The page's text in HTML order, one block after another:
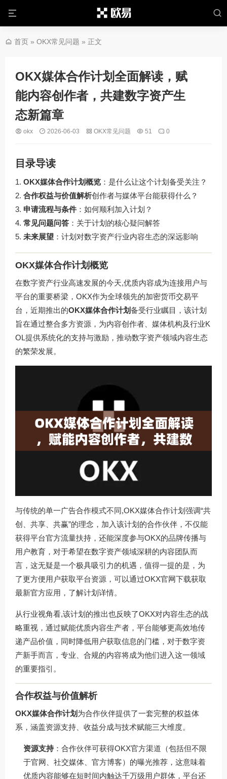
首页 » OKX常见问题 » 正文
OKX媒体合作计划全面解读，赋
能内容创作者，共建数字资产生
态新篇章
okx 2026-06-03 OKX常见问题 51 0
目录导读
OKX媒体合作计划概览 ：是什么让这个计划备受关注？
合作权益与价值解析创作者与媒体平台能获得什么？
申请流程与条件 ：如何顺利加入计划？
常见问题问答 ：关于计划的核心疑问解答
未来展望 ：计划对数字资产行业内容生态的深远影响
OKX媒体合作计划概览
在数字资产行业高速发展的今天,优质内容成为连接用户与
平台的重要桥梁，OKX作为全球领先的加密货币交易平
台，近期推出的OKX媒体合作计划备受行业瞩目，该计划
旨在通过整合多方资源，为内容创作者、媒体机构及行业K
OL提供系统化的支持与激励，推动数字资产领域内容生态
的繁荣发展。
与传统的单一广告合作模式不同,OKX媒体合作计划强调“共
创、共享、共赢”的理念，加入该计划的合作伙伴，不仅能
获得平台官方流量扶持，还能深度参与OKX的品牌传播与
用户教育，对于希望在数字资产领域深耕的内容团队而
言，这无疑是一个极具吸引力的机遇，值得一提的是，为
了更方便用户获取平台资源，可以通过OKX官网下载获取
最新官方应用，了解计划详情。
从行业视角看,该计划的推出也反映了OKX对内容生态的战
略重视，通过赋能优质内容生产者，平台能够更高效地传
递产品价值，同时降低用户获取信息的门槛，对于数字资
产新手而言，专业、合规的内容将成为他们进入这一领域
的重要指引。
合作权益与价值解析
OKX媒体合作计划 为合作伙伴提供了一套完整的权益体
系，涵盖资源支持、收益分成与技术赋能三大维度。
资源支持：合作伙伴可获得OKX官方渠道（包括但不限
于官网、社交媒体、官方博客）的曝光推荐，这意味着
优质内容能够在短时间内触达千万级用户群体，平台还